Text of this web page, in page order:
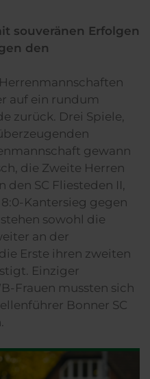
souveränen Erfolgen
den
auf ein rundum
zurück. Drei Spiele,
gewann
die Zweite Herren
den SC Fliesteden II,
Kantersieg gegen
sowohl die
an der
Erste ihren zweiten
Einziger
Frauen mussten sich
Bonner SC